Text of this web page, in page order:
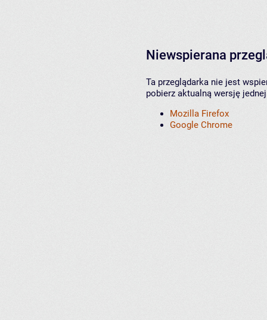
Niewspierana
Ta przeglądarka nie jest
pobierz aktualną wersję
Mozilla Firefox
Google Chrome